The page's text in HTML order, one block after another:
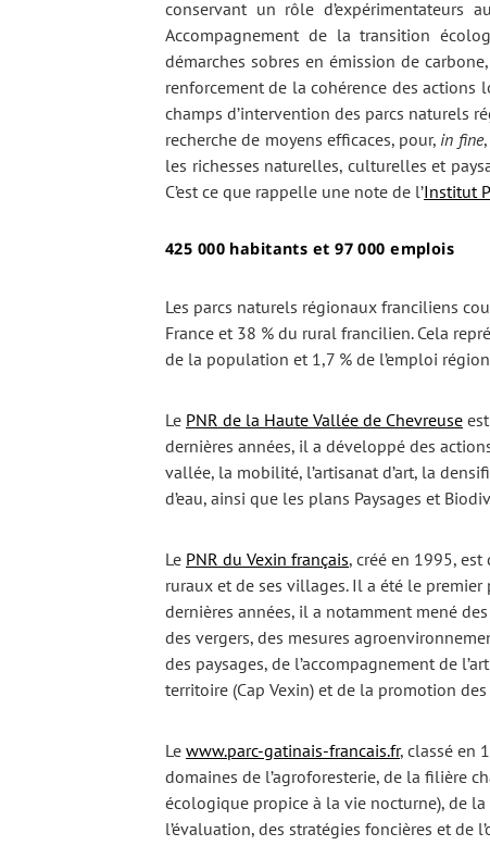
conservant un rôle d’expérimentateurs
Accompagnement de la transition
démarches sobres en émission de
renforcement de la cohérence des actions
champs d’intervention des parcs naturels
recherche de moyens efficaces, pour, in fine
les richesses naturelles, culturelles et
C’est ce que rappelle une note de l’Institut
425 000 habitants et 97 000 emplois
Les parcs naturels régionaux franciliens
France et 38 % du rural francilien. Cela
de la population et 1,7 % de l’emploi
Le PNR de la Haute Vallée de Chevreuse
dernières années, il a développé des
vallée, la mobilité, l’artisanat d’art, la
d’eau, ainsi que les plans Paysages et
Le PNR du Vexin français, créé en 1995,
ruraux et de ses villages. Il a été le premier
dernières années, il a notamment mené
des vergers, des mesures
des paysages, de l’accompagnement de
territoire (Cap Vexin) et de la promotion
Le www.parc-gatinais-francais.fr, classé en
domaines de l’agroforesterie, de la filière
écologique propice à la vie nocturne), de
l’évaluation, des stratégies foncières et de